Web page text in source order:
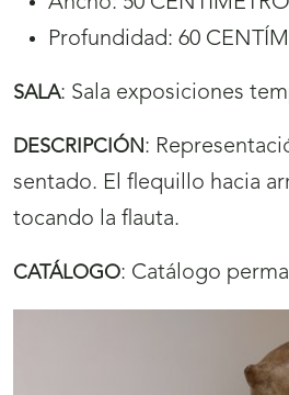
Profundidad: 60
SALA: Sala exposiciones
DESCRIPCIÓN:
sentado. El flequillo hacia
tocando la flauta.
CATÁLOGO: Catálogo